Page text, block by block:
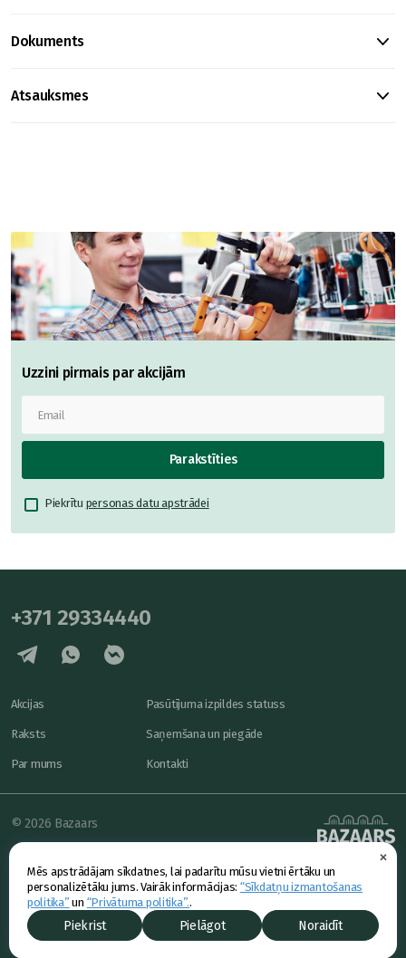
×
Mēs apstrādājam sīkdatnes, lai padarītu mūsu vietni ērtāku un
personalizētāku jums. Vairāk informācijas: “Sīkdatņu izmantošanas
politika” un “Privātuma politika”..
Piekrist Pielāgot Noraidīt
Dokuments
Atsauksmes
Uzzini pirmais par akcijām
Parakstīties
Piekrītu personas datu apstrādei
+371 29334440
Akcijas
Raksts
Par mums
Pasūtījuma izpildes statuss
Saņemšana un piegāde
Kontakti
powered by
© 2026 Bazaars
Konfidencialitāte
Piedāvājums